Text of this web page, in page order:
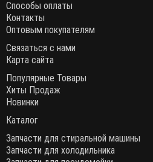
Способы оплаты
Контакты
Оптовым покупателям
Связаться с нами
Карта сайта
Популярные Товары
Хиты Продаж
Новинки
Каталог
Запчасти для стиральной машины
Запчасти для холодильника